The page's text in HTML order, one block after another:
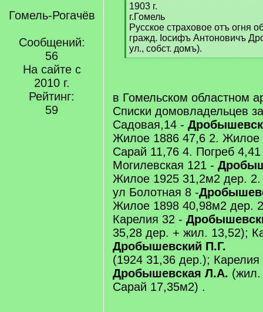
Гомель-Рогачёв
Сообщений:
56
На сайте с
2010 г.
Рейтинг:
59
[
q
]
1903 г.
г.Гомель
Русское страховое отъ огня
гражд. Іосифъ Антоновичъ
ул., собст. домъ).
[
в Гомельском областном
Списки домовладельцев
Садовая,14 -
Жилое 1886 47,6 2. Жилое
Сарай 11,76 4. Погреб
Могилевская 121 -
Жилое 1925 31,2м2 дер.
ул Болотная 8 -
Жилое 1898 40,98м2 дер.
Карелия 32 -
35,28 дер. + жил. 13,52);
Дробышевский П.Г.
(1924 31,36 дер.); Карелия
Дробышевская Л.А. (жил.
Сарай 17,35м2) .